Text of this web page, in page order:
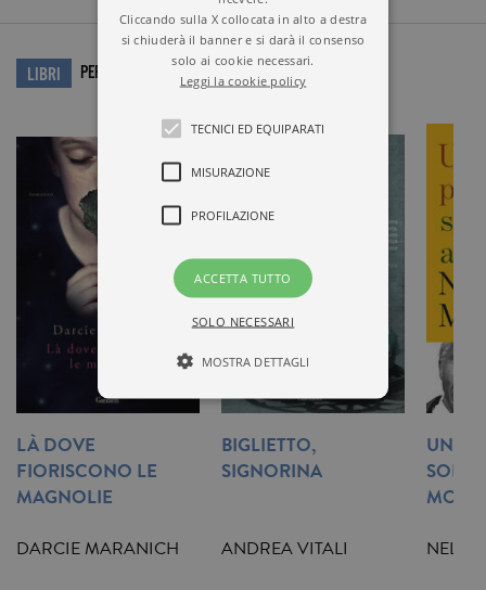
LIBRI PER APPROFONDIRE…
LÀ DOVE
FIORISCONO LE
MAGNOLIE
DARCIE MARANICH
BIGLIETTO,
SIGNORINA
ANDREA VITALI
UN
SONO
Cliccando sulla X collocata in alto a destra
si chiuderà il banner e si darà il consenso
solo ai cookie necessari.
Leggi la cookie policy
TECNICI ED EQUIPARATI
MISURAZIONE
PROFILAZIONE
ACCETTA TUTTO
SOLO NECESSARI
MOSTRA DETTAGLI
Tecnici ed equiparati
Misurazione
Profilazione
del sito Web principale come l'accesso